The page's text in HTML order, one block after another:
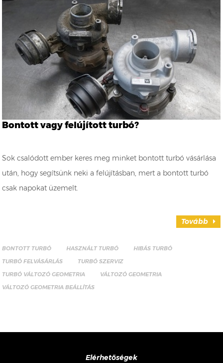
Bontott vagy felújított turbó?
Sok csalódott ember keres meg minket bontott turbó vásárlása
után, hogy segítsünk neki a felújításban, mert a bontott turbó
csak napokat üzemelt.
Tovább
BONTOTT TURBÓ HASZNÁLT TURBÓ
HIBÁS TURBÓ
TURBÓ FELVÁSÁRLÁS
TURBÓ SZERVIZ
TURBÓ VÁLTOZÓ GEOMETRIA
VÁLTOZÓ GEOMETRIA
VÁLTOZÓ GEOMETRIA BEÁLLÍTÁS
Elérhetőségek